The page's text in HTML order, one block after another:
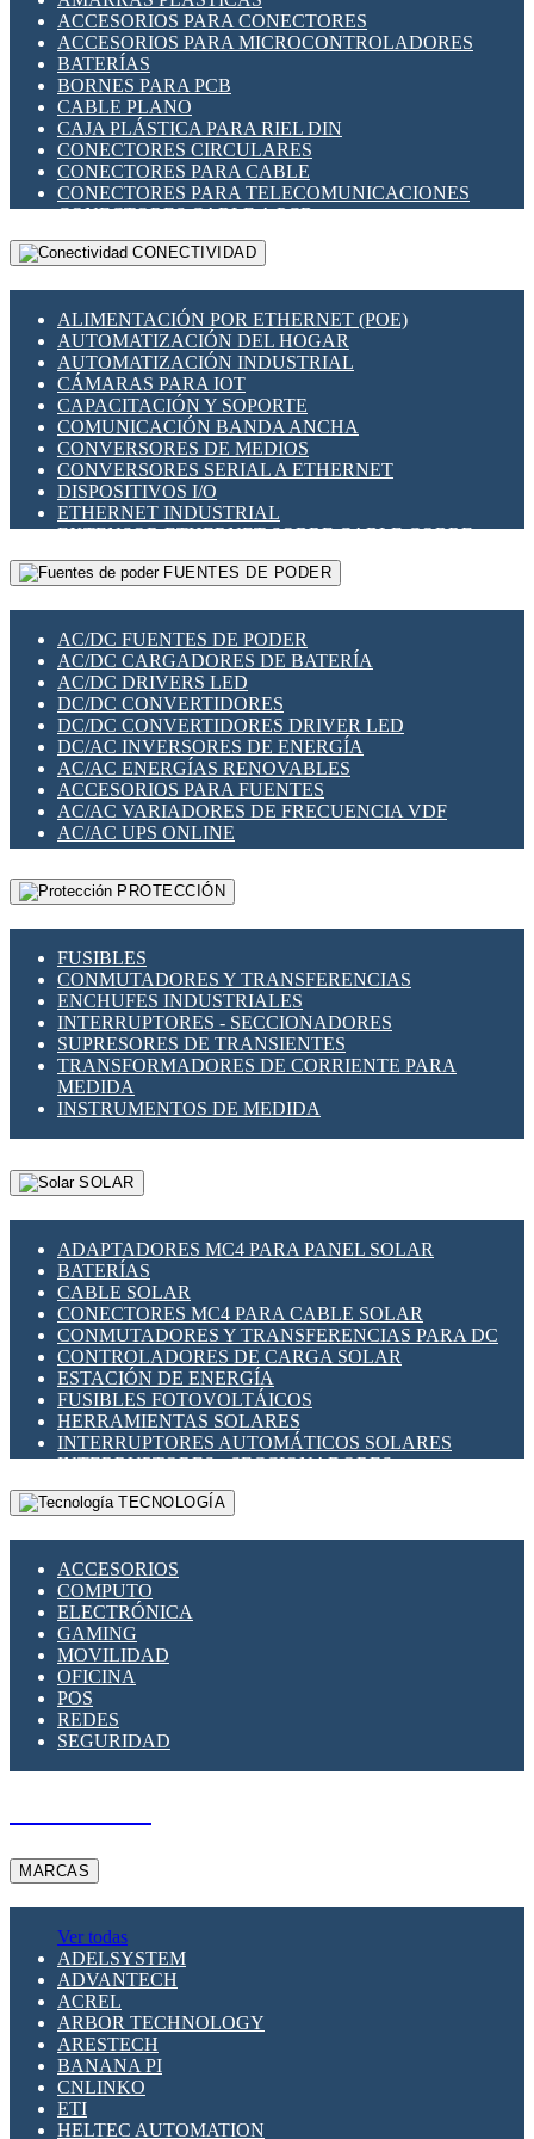
INDICADORES PARA PANEL
INTERFACES DE RELÉ
INTERRUPTORES FIN DE CARRERA
LLAVES CONMUTADORAS
MEDIDORES DE ENERGÍA Y TC'S DE CORRIENTE
MOTORES PASO A PASO
PANTALLAS HMI
PLC -CONTROLADORES LÓGICO PROGRAMABLES
PROGRAMADORES DE HORARIO
RELÉS DE PROTECCIÓN
SENSORES CAPACITIVOS
SENSORES INDUCTIVOS
TEMPORIZADORES
VARIACS
VARIADORES DE FRECUENCIA [VDF]
SECCIONADORES - INTERRUPTORES
MAQUINARIA
ACCESORIOS PARA CONECTORES
ACCESORIOS PARA MICROCONTROLADORES
BATERÍAS
BORNES PARA PCB
CABLE PLANO
CAJA PLÁSTICA PARA RIEL DIN
CONECTORES CIRCULARES
CONECTORES PARA CABLE
CONECTORES PARA TELECOMUNICACIONES
CONECTORES CABLE A PCB
CONECTORES PCB A CABLE
DIP SWITCHES
HERRAMIENTAS VARIAS
ILUMINACIÓN LED
INTERRUPTORES REED
INTERFACES DE RELÉ
OTROS RELÉS
PROTECCIÓN TÉRMICA
RELÉS AUTOMOTRICES
RELÉS DE SEÑAL
RELÉS DE ESTADO SÓLIDO SSR
RELÉS INDUSTRIALES
RELÉS MINIATURA DE POTENCIA
SENSORES MAGNÉTICOS
SWITCH Y MICROSWITCH
TARJETAS PI
UNIÓN Y DERIVACIÓN DE CABLE
CONECTIVIDAD
ALIMENTACIÓN POR ETHERNET (POE)
AUTOMATIZACIÓN DEL HOGAR
AUTOMATIZACIÓN INDUSTRIAL
CÁMARAS PARA IOT
CAPACITACIÓN Y SOPORTE
COMUNICACIÓN BANDA ANCHA
CONVERSORES DE MEDIOS
CONVERSORES SERIAL A ETHERNET
DISPOSITIVOS I/O
ETHERNET INDUSTRIAL
EXTENSOR ETHERNET SOBRE CABLE COBRE
GATEWAY LORAWAN
GESTIÓN DE REDES
PLACAS MODULARES IOT
SWITCHES Y REDES WIFI
SOLUCIONES IOT
SOLUCIONES LORAWAN
SOLUCIONES RED CELULAR
SEGURIDAD PARA REDES
SWITCHES LAN
TELEFONÍA IP (VOIP)
VIGILANCIA IP (CCTV)
MESHTASTIC
FUENTES DE PODER
AC/DC FUENTES DE PODER
AC/DC CARGADORES DE BATERÍA
AC/DC DRIVERS LED
DC/DC CONVERTIDORES
DC/DC CONVERTIDORES DRIVER LED
DC/AC INVERSORES DE ENERGÍA
AC/AC ENERGÍAS RENOVABLES
ACCESORIOS PARA FUENTES
AC/AC VARIADORES DE FRECUENCIA VDF
AC/AC UPS ONLINE
PROTECCIÓN
FUSIBLES
CONMUTADORES Y TRANSFERENCIAS
ENCHUFES INDUSTRIALES
INTERRUPTORES - SECCIONADORES
SUPRESORES DE TRANSIENTES
TRANSFORMADORES DE CORRIENTE PARA
MEDIDA
INSTRUMENTOS DE MEDIDA
SOLAR
ADAPTADORES MC4 PARA PANEL SOLAR
BATERÍAS
CABLE SOLAR
CONECTORES MC4 PARA CABLE SOLAR
CONMUTADORES Y TRANSFERENCIAS PARA DC
CONTROLADORES DE CARGA SOLAR
ESTACIÓN DE ENERGÍA
FUSIBLES FOTOVOLTÁICOS
HERRAMIENTAS SOLARES
INTERRUPTORES AUTOMÁTICOS SOLARES
INTERRUPTORES - SECCIONADORES
FOTOVOLTÁICOS
MONTAJE PANEL SOLAR
SUPRESOR DE TRANSIENTES SPDS PARA
APLICACIONES FOTOVOLTAICAS
TECNOLOGÍA
ACCESORIOS
COMPUTO
ELECTRÓNICA
GAMING
MOVILIDAD
OFICINA
POS
REDES
SEGURIDAD
MARCAS
Ver todas
ADELSYSTEM
ADVANTECH
ACREL
ARBOR TECHNOLOGY
ARESTECH
BANANA PI
CNLINKO
ETI
HELTEC AUTOMATION